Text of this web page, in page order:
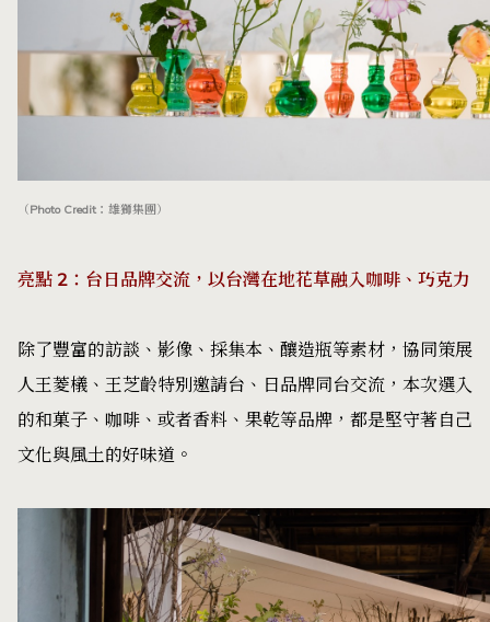
（Photo Credit：雄獅集團）
亮點 2：台日品牌交流，以台灣在地花草融入咖啡、巧克力
除了豐富的訪談、影像、採集本、釀造瓶等素材，協同策展
人王菱檥、王芝齡特別邀請台、日品牌同台交流，本次選入
的和菓子、咖啡、或者香料、果乾等品牌，都是堅守著自己
文化與風土的好味道。